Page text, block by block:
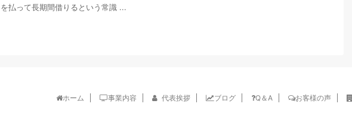
を払って長期間借りるという常識 ...
ホーム 事業内容 代表挨拶 ブログ Q＆A お客様の声